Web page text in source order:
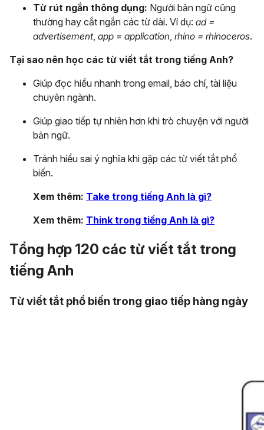
Từ rút ngắn thông dụng: Người bản ngữ cũng
thường hay cắt ngắn các từ dài. Ví dụ: ad =
advertisement, app = application rhino = rhinoceros.
Tại sao nên học các từ viết tắt trong tiếng Anh?
Giúp đọc hiểu nhanh trong email, báo chí, tài liệu
chuyên ngành.
Giúp giao tiếp tự nhiên hơn khi trò chuyện với người
bản ngữ.
Tránh hiểu sai ý nghĩa khi gặp các từ viết tắt phổ
biến.
Xem thêm: Take trong tiếng Anh là gì?
Xem thêm: Think trong tiếng Anh là gì?
Tổng hợp 120 các từ viết tắt trong
tiếng Anh
Từ viết tắt phổ biến trong giao tiếp hàng ngày